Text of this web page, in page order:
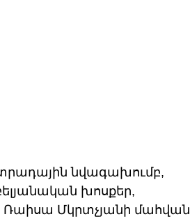
նվագախումբ,
խոսքեր,
Ռաիսա Մկրտչյանի մահվան